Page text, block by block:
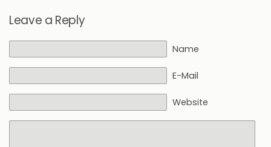
Leave a Reply
Name
E-Mail
Website